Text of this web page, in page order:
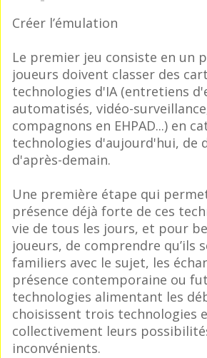
Créer l’émulation
Le premier jeu consiste en un
joueurs doivent classer des
technologies d'IA (entretiens
automatisés, vidéo-
compagnons en EHPAD...) en
technologies d'aujourd'hui, de
d'après-demain.
Une première étape qui
présence déjà forte de ces
vie de tous les jours, et pour
joueurs, de comprendre qu’ils
familiers avec le sujet, les
présence contemporaine ou
technologies alimentant les
choisissent trois technologies
collectivement leurs
inconvénients.